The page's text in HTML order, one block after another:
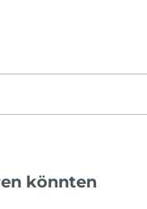
könnten